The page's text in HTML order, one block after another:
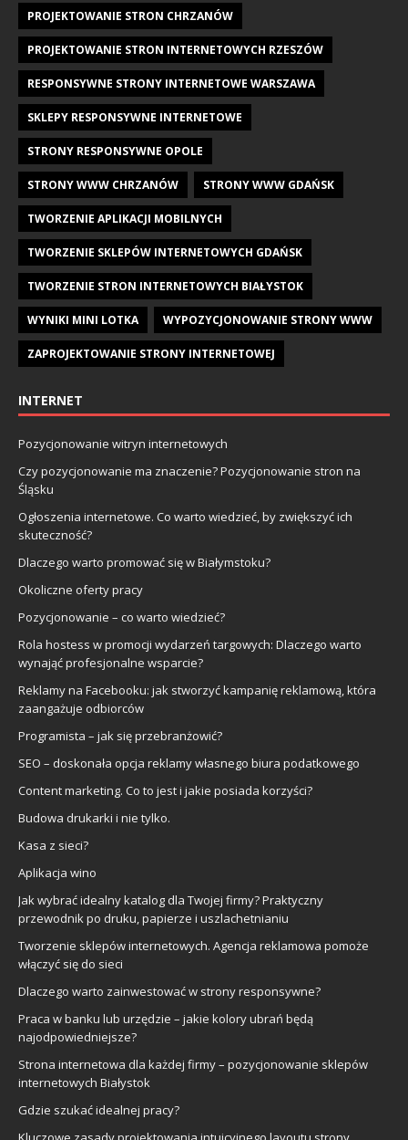
PROJEKTOWANIE STRON CHRZANÓW
PROJEKTOWANIE STRON INTERNETOWYCH RZESZÓW
RESPONSYWNE STRONY INTERNETOWE WARSZAWA
SKLEPY RESPONSYWNE INTERNETOWE
STRONY RESPONSYWNE OPOLE
STRONY WWW CHRZANÓW STRONY WWW GDAŃSK
TWORZENIE APLIKACJI MOBILNYCH
TWORZENIE SKLEPÓW INTERNETOWYCH GDAŃSK
TWORZENIE STRON INTERNETOWYCH BIAŁYSTOK
WYNIKI MINI LOTKA WYPOZYCJONOWANIE STRONY WWW
ZAPROJEKTOWANIE STRONY INTERNETOWEJ
INTERNET
Pozycjonowanie witryn internetowych
Czy pozycjonowanie ma znaczenie? Pozycjonowanie stron na
Śląsku
Ogłoszenia internetowe. Co warto wiedzieć, by zwiększyć ich
skuteczność?
Dlaczego warto promować się w Białymstoku?
Okoliczne oferty pracy
Pozycjonowanie – co warto wiedzieć?
Rola hostess w promocji wydarzeń targowych: Dlaczego warto
wynająć profesjonalne wsparcie?
Reklamy na Facebooku: jak stworzyć kampanię reklamową, która
zaangażuje odbiorców
Programista – jak się przebranżowić?
SEO – doskonała opcja reklamy własnego biura podatkowego
Content marketing. Co to jest i jakie posiada korzyści?
Budowa drukarki i nie tylko.
Kasa z sieci?
Aplikacja wino
Jak wybrać idealny katalog dla Twojej firmy? Praktyczny
przewodnik po druku, papierze i uszlachetnianiu
Tworzenie sklepów internetowych. Agencja reklamowa pomoże
włączyć się do sieci
Dlaczego warto zainwestować w strony responsywne?
Praca w banku lub urzędzie – jakie kolory ubrań będą
najodpowiedniejsze?
Strona internetowa dla każdej firmy – pozycjonowanie sklepów
internetowych Białystok
Gdzie szukać idealnej pracy?